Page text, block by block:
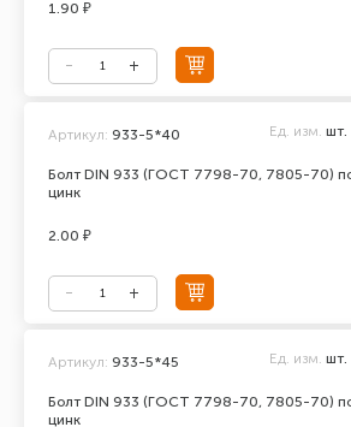
1.90 ₽
Болт DIN 933 (ГОСТ 7798-70, 7805-70)
цинк
Артикул: 933-5*40 Ед. изм. шт.
2.00 ₽
Болт DIN 933 (ГОСТ 7798-70, 7805-70)
цинк
Артикул: 933-5*45 Ед. изм. шт.